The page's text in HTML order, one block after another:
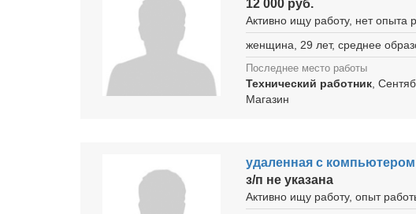
12 000 руб.
Активно ищу работу, нет опыта
женщина, 29 лет, среднее
Последнее место работы
Технический работник ,
Магазин
удаленная с компьютером
з/п не указана
Активно ищу работу, опыт